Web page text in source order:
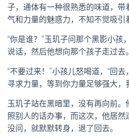
子，通体有一种很熟悉的味道，带
气和力量的魅惑力，不知不觉吸引
“你是谁？”玉玑子问那个黑影小孩
说话，然后他想向那个孩子走过去。
“不要过来！”小孩儿怒喝道，“回
寻求力量，等到你力量足够强大，
玉玑子站在黑暗里，没有再向前
照别人的话办事，而这次，他居
没问，就默默转身，退了回去。